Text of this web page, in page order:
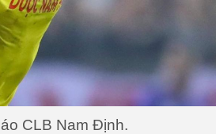
CLB Nam Định.